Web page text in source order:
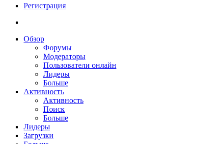
Регистрация
Обзор
Форумы
Модераторы
Пользователи онлайн
Лидеры
Больше
Активность
Активность
Поиск
Больше
Лидеры
Загрузки